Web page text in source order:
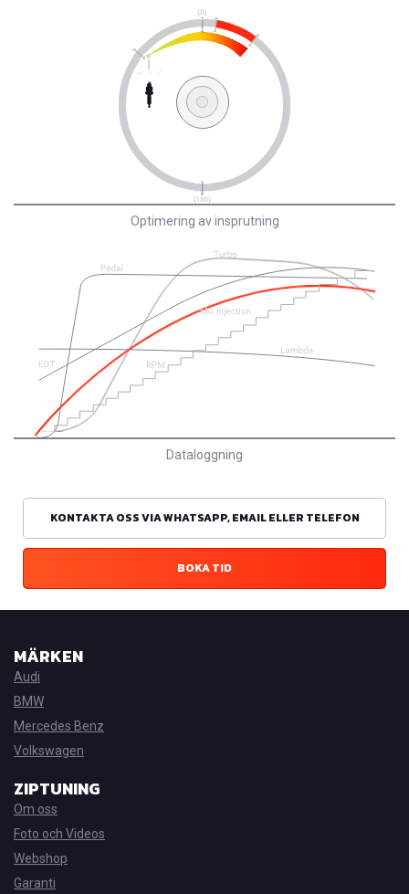
Optimering av insprutning
Dataloggning
KONTAKTA OSS VIA WHATSAPP, EMAIL ELLER TELEFON
BOKA TID
MÄRKEN
Audi
BMW
Mercedes Benz
Volkswagen
ZIPTUNING
Om oss
Foto och Videos
Webshop
Garanti